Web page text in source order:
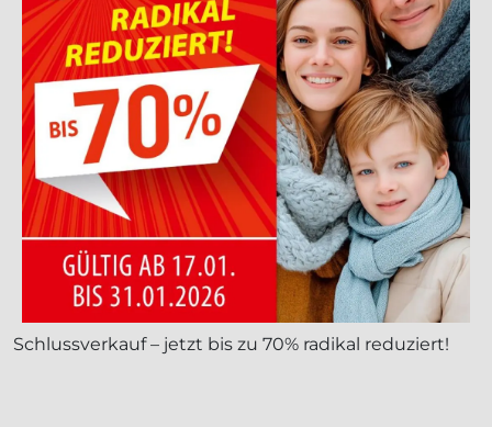
Schlussverkauf – jetzt bis zu 70% radikal reduziert!